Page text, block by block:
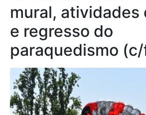
mural, atividades
e regresso do
paraquedismo